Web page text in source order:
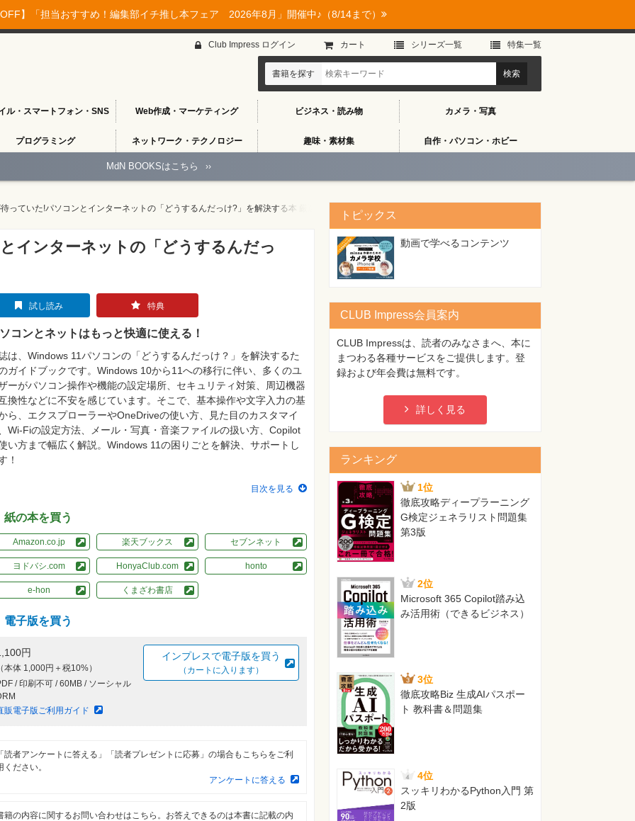
】「担当おすすめ！編集部イチ推し本フェア 2026年8月」開催中♪（8/14まで）
ル・スマートフォン・SNS Web作成・マーケティング ビジネス・読み物 カメラ・写真
プログラミング ネットワーク・テクノロジー 趣味・素材集 自作・パソコン・ホビー
Club Impress ログイン カート シリーズ⼀覧 特集⼀覧
書籍を探す
MdN BOOKSはこちら ››
っていた!パソコンとインターネットの「どうするんだっけ?」を解決する本 厳選150
インターネットの「どうするんだっ
試し読み 特典
コンとネットはもっと快適に使える！
は、Windows 11パソコンの「どうするんだっけ？」を解決するた
ガイドブックです。Windows 10から11への移行に伴い、多くのユ
ーがパソコン操作や機能の設定場所、セキュリティ対策、周辺機器
換性などに不安を感じています。そこで、基本操作や文字入力の基
ら、エクスプローラーやOneDriveの使い方、見た目のカスタマイ
Wi-Fiの設定方法、メール・写真・音楽ファイルの扱い方、Copilot
い方まで幅広く解説。Windows 11の困りごとを解決、サポートし
！
目次を見る
紙の本を買う
Amazon.co.jp 楽天ブックス セブンネット
ヨドバシ.com HonyaClub.com honto
e-hon くまざわ書店
電子版を買う
円
本体 1,000円＋税10%）
/ 印刷不可 / 60MB / ソーシャル
販電子版ご利用ガイド
インプレスで電子版を買う
（カートに入ります）
読者アンケートに答える」「読者プレゼントに応募」の場合もこちらをご利
ください。
アンケートに答える
籍の内容に関するお問い合わせはこちら。お答えできるのは本書に記載の内
トピックス
動画で学べるコンテンツ
CLUB Impress会員案内
CLUB Impressは、読者のみなさまへ、本に
まつわる各種サービスをご提供します。登
録および年会費は無料です。
詳しく見る
ランキング
1位
徹底攻略ディープラーニング
G検定ジェネラリスト問題集
第3版
2位
Microsoft 365 Copilot踏み込
み活用術（できるビジネス）
3位
徹底攻略Biz 生成AIパスポー
ト 教科書＆問題集
4位
スッキリわかるPython入門 第
2版